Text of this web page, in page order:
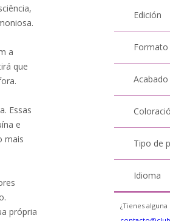
a
que
Essas
e
mais
própria
Edición
Formato
Acabado
Tipo de
Idioma
¿Tienes